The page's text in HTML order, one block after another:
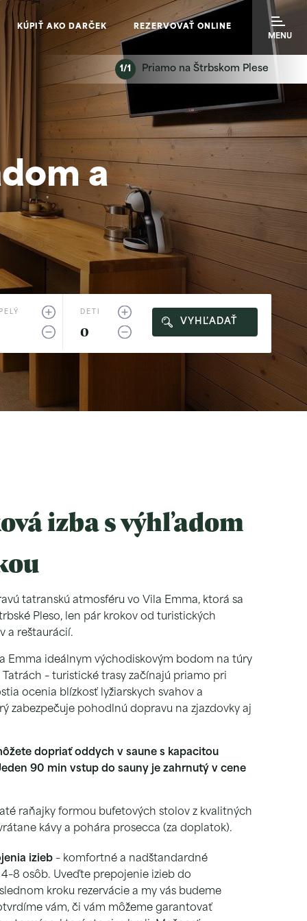
KÚPIŤ AKO DARČEK
REZERVOVAŤ ONLINE
MENU
Priamo na Štrbskom Plese
a
DETI
VYHĽADAŤ
izba s výhľadom
tatranskú atmosféru vo Vila Emma, ktorá sa
Pleso, len pár krokov od turistických
a reštaurácií.
Emma ideálnym východiskovým bodom na túry
– turistické trasy začínajú priamo pri
ocenia blízkosť lyžiarskych svahov a
zabezpečuje pohodlnú dopravu na zjazdovky aj
dopriať oddych v saune s kapacitou
90 min vstup do sauny je zahrnutý v cene
raňajky formou bufetových stolov z kvalitných
kávy a pohára prosecca (za doplatok).
izieb – komfortné a nadštandardné
osôb. Uveďte prepojenie izieb do
kroku rezervácie a my vás budeme
vám, či vám môžeme garantovať